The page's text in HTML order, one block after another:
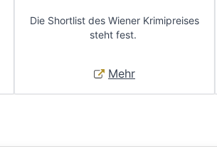
Die Shortlist des Wiener Krimipreises
steht fest.
Mehr